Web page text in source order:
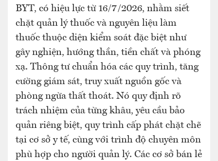
BYT, có hiệu lực từ 16/7/2026, nhằm siết
chặt quản lý thuốc và nguyên liệu làm
thuốc thuộc diện kiểm soát đặc biệt như
gây nghiện, hướng thần, tiền chất và phóng
xạ. Thông tư chuẩn hóa các quy trình, tăng
cường giám sát, truy xuất nguồn gốc và
phòng ngừa thất thoát. Nó quy định rõ
trách nhiệm của từng khâu, yêu cầu bảo
quản riêng biệt, quy trình cấp phát chặt chẽ
tại cơ sở y tế, cùng với trình độ chuyên môn
phù hợp cho người quản lý. Các cơ sở bán lẻ